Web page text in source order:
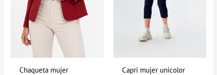
Chaqueta mujer
Capri mujer unicolor